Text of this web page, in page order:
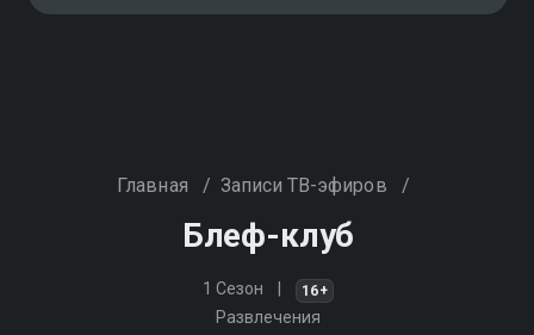
Главная / Записи ТВ-эфиров /
Блеф-клуб
1 Сезон 16+
Развлечения